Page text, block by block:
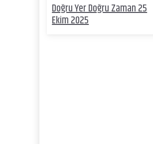
Doğru Yer Doğru Zaman 25
Ekim 2025